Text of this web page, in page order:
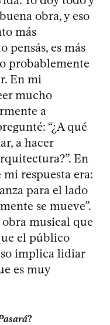
obra, y eso
más
es más
probablemente
En mi
mucho
a
“¿A qué
a hacer
En
respuesta era:
para el lado
se mueve”.
obra musical que
el público
implica lidiar
es muy
?